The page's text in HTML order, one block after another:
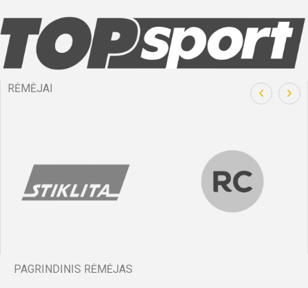
RĖMĖJAI
PAGRINDINIS RĖMĖJAS